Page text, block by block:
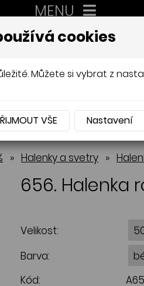
MENU
AUTORSKÉ ŠITÍ,
NABÍDKA
» Halenky a svetry »
656. Halenka
Velikost:
Barva:
Kód:
cookies
Můžete si vybrat z
VŠE Nastavení